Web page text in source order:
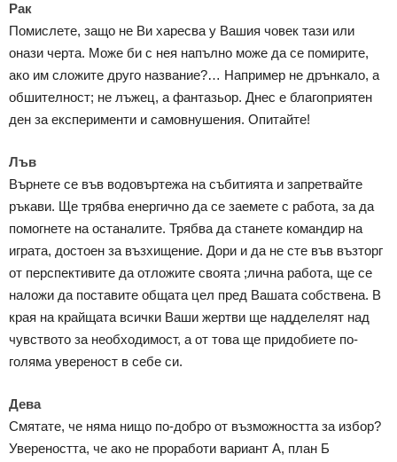
Рак
Помислете, защо не Ви харесва у Вашия човек тази или
онази черта. Може би с нея напълно може да се помирите,
ако им сложите друго название?… Например не дрънкало, а
обшителност; не лъжец, а фантазьор. Днес е благоприятен
ден за експерименти и самовнушения. Опитайте!
Лъв
Върнете се във водовъртежа на събитията и запретвайте
ръкави. Ще трябва енергично да се заемете с работа, за да
помогнете на останалите. Трябва да станете командир на
играта, достоен за възхищение. Дори и да не сте във възторг
от перспективите да отложите своята ;лична работа, ще се
наложи да поставите общата цел пред Вашата собствена. В
края на крайщата всички Ваши жертви ще надделелят над
чувството за необходимост, а от това ще придобиете по-
голяма увереност в себе си.
Дева
Смятате, че няма нищо по-добро от възможността за избор?
Увереността, че ако не проработи вариант А, план Б